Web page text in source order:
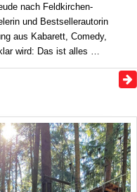
nach Feldkirchen-
und Bestsellerautorin
aus Kabarett, Comedy,
wird: Das ist alles …